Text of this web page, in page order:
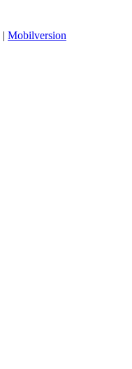
| Mobilversion